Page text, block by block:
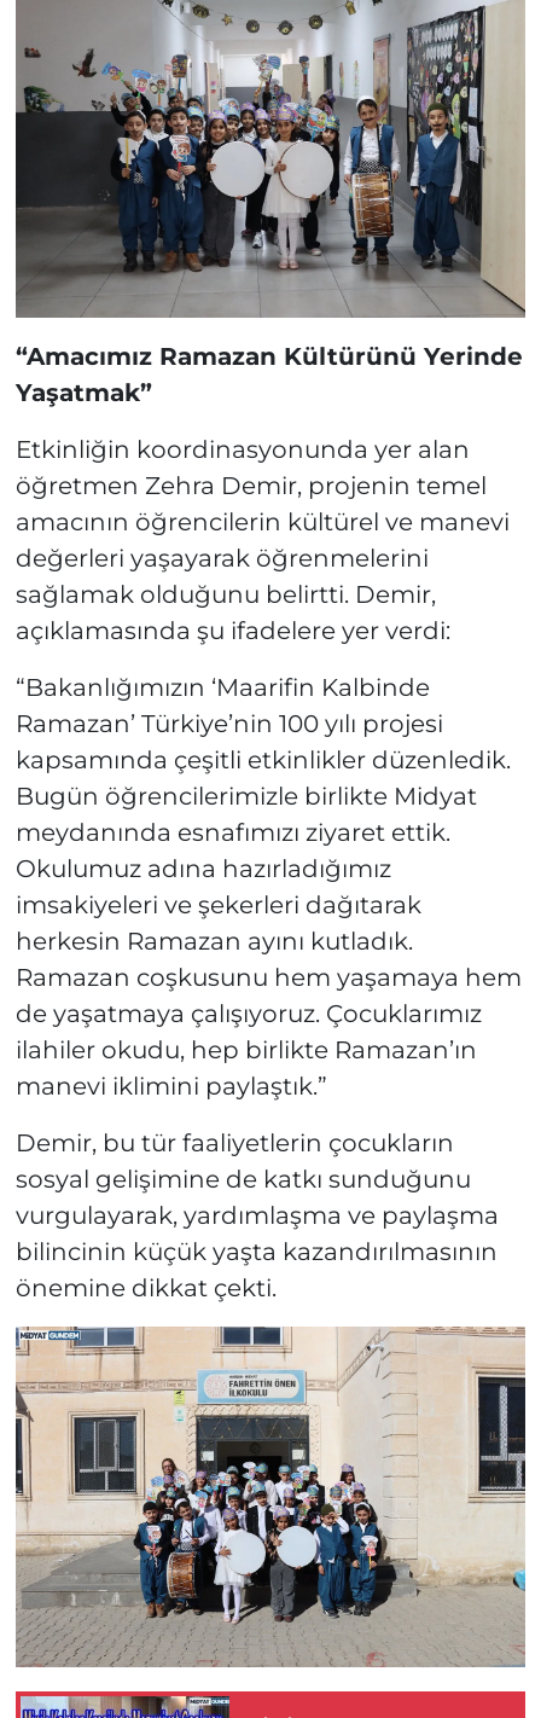
“Amacımız Ramazan Kültürünü Yerinde
Yaşatmak”
Etkinliğin koordinasyonunda yer alan
öğretmen Zehra Demir, projenin temel
amacının öğrencilerin kültürel ve manevi
değerleri yaşayarak öğrenmelerini
sağlamak olduğunu belirtti. Demir,
açıklamasında şu ifadelere yer verdi:
“Bakanlığımızın ‘Maarifin Kalbinde
Ramazan’ Türkiye’nin 100 yılı projesi
kapsamında çeşitli etkinlikler düzenledik.
Bugün öğrencilerimizle birlikte Midyat
meydanında esnafımızı ziyaret ettik.
Okulumuz adına hazırladığımız
imsakiyeleri ve şekerleri dağıtarak
herkesin Ramazan ayını kutladık.
Ramazan coşkusunu hem yaşamaya hem
de yaşatmaya çalışıyoruz. Çocuklarımız
ilahiler okudu, hep birlikte Ramazan’ın
manevi iklimini paylaştık.”
Demir, bu tür faaliyetlerin çocukların
sosyal gelişimine de katkı sunduğunu
vurgulayarak, yardımlaşma ve paylaşma
bilincinin küçük yaşta kazandırılmasının
önemine dikkat çekti.